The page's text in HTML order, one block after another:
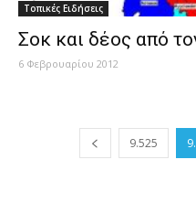
Τοπικές Ειδήσεις
Σοκ και δέος από
6 Φεβρουαρίου 2012
9.525